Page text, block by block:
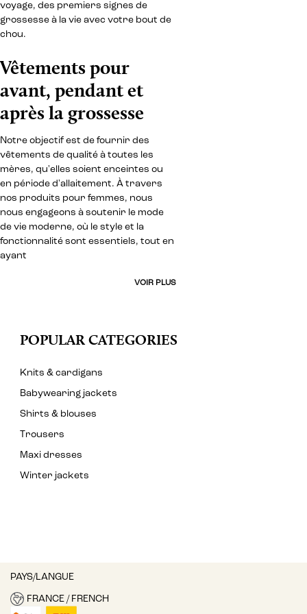
voyage, des premiers signes de
grossesse à la vie avec votre bout de
chou.
Vêtements pour
avant, pendant et
après la grossesse
Notre objectif est de fournir des
vêtements de qualité à toutes les
mères, qu'elles soient enceintes ou
en période d'allaitement. À travers
nos produits pour femmes, nous
nous engageons à soutenir le mode
de vie moderne, où le style et la
fonctionnalité sont essentiels, tout en
ayant
VOIR PLUS
POPULAR CATEGORIES
Knits & cardigans
Babywearing jackets
Shirts & blouses
Trousers
Maxi dresses
Winter jackets
PAYS/LANGUE
FRANCE / FRENCH